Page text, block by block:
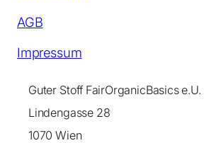
AGB
Impressum
Guter Stoff FairOrganicBasics e.U.
Lindengasse 28
1070 Wien